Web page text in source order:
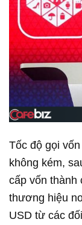
Tốc độ gọi
không kém,
cấp vốn thành
thương hiệu
USD từ các